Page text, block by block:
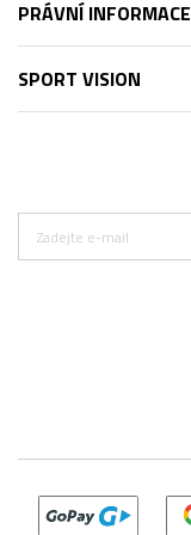
PRÁVNÍ INFORMACE
SPORT VISION